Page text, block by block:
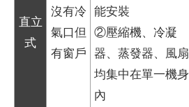
直立
式
沒有冷
氣口但
有窗戶
能安裝
②壓縮機、冷凝
器、蒸發器、風扇
均集中在單一機身
內